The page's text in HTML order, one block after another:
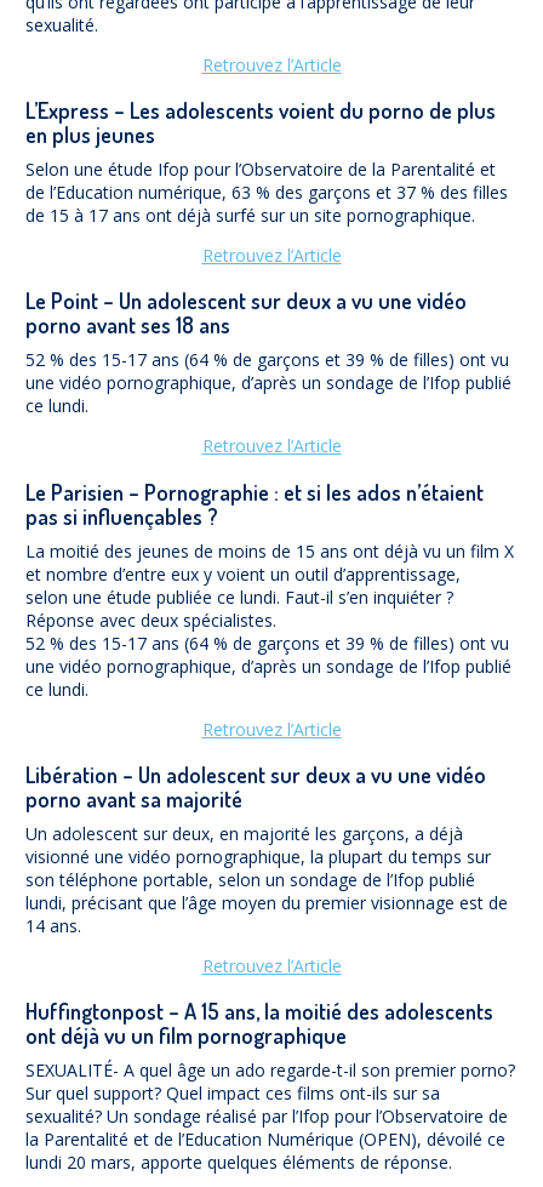
sexualité.
Retrouvez l’Article
L’Express – Les adolescents voient du porno de plus
en plus jeunes
Selon une étude Ifop pour l’Observatoire de la Parentalité et
de l’Education numérique, 63 % des garçons et 37 % des filles
de 15 à 17 ans ont déjà surfé sur un site pornographique.
Retrouvez l’Article
Le Point – Un adolescent sur deux a vu une vidéo
porno avant ses 18 ans
52 % des 15-17 ans (64 % de garçons et 39 % de filles) ont vu
une vidéo pornographique, d’après un sondage de l’Ifop publié
ce lundi.
Retrouvez l’Article
Le Parisien – Pornographie : et si les ados n’étaient
pas si influençables ?
La moitié des jeunes de moins de 15 ans ont déjà vu un film X
et nombre d’entre eux y voient un outil d’apprentissage,
selon une étude publiée ce lundi. Faut-il s’en inquiéter ?
Réponse avec deux spécialistes.
52 % des 15-17 ans (64 % de garçons et 39 % de filles) ont vu
une vidéo pornographique, d’après un sondage de l’Ifop publié
ce lundi.
Retrouvez l’Article
Libération – Un adolescent sur deux a vu une vidéo
porno avant sa majorité
Un adolescent sur deux, en majorité les garçons, a déjà
visionné une vidéo pornographique, la plupart du temps sur
son téléphone portable, selon un sondage de l’Ifop publié
lundi, précisant que l’âge moyen du premier visionnage est de
14 ans.
Retrouvez l’Article
Huffingtonpost – A 15 ans, la moitié des adolescents
ont déjà vu un film pornographique
SEXUALITÉ- A quel âge un ado regarde-t-il son premier porno?
Sur quel support? Quel impact ces films ont-ils sur sa
sexualité? Un sondage réalisé par l’Ifop pour l’Observatoire de
la Parentalité et de l’Education Numérique (OPEN), dévoilé ce
lundi 20 mars, apporte quelques éléments de réponse.